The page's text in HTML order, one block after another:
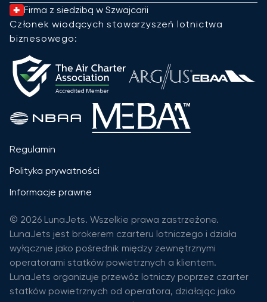
Firma z siedzibą w Szwajcarii
Członek wiodących stowarzyszeń lotnictwa
biznesowego:
Regulamin
Polityka prywatności
Informacje prawne
© 2026 LunaJets. Wszelkie prawa zastrzeżone.
LunaJets jest brokerem czarteru lotniczego i działa
wyłącznie jako pośrednik między zewnętrznymi
operatorami statków powietrznych a klientem.
LunaJets organizuje przewóz lotniczy poprzez czarter
statków powietrznych od operatora, działając jako